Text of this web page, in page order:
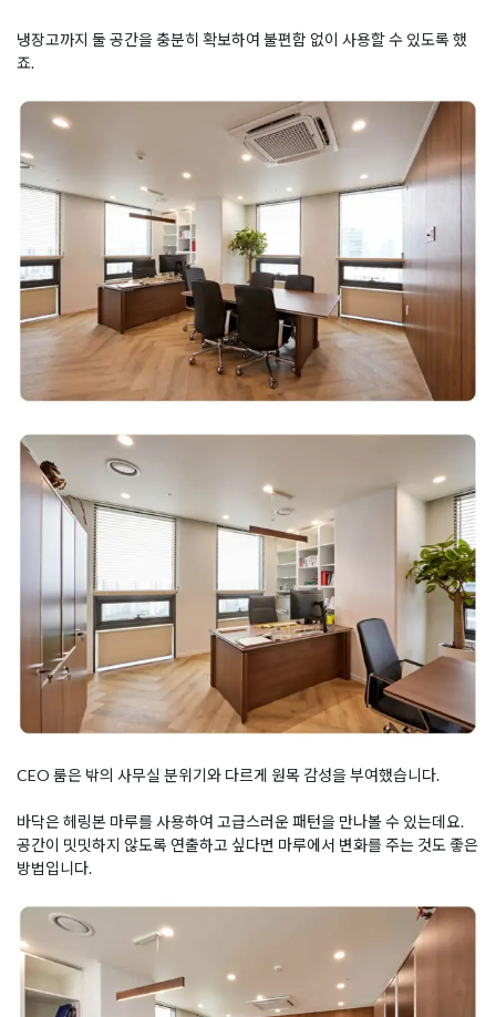
냉장고까지 둘 공간을 충분히 확보하여 불편함 없이 사용할 수 있도록 했
죠.
CEO 룸은 밖의 사무실 분위기와 다르게 원목 감성을 부여했습니다.
바닥은 헤링본 마루를 사용하여 고급스러운 패턴을 만나볼 수 있는데요.
공간이 밋밋하지 않도록 연출하고 싶다면 마루에서 변화를 주는 것도 좋은
방법입니다.